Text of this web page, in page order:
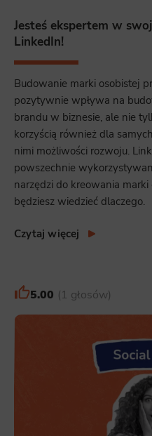
Jesteś ekspertem w
LinkedIn!
Budowanie marki osobistej
pozytywnie wpływa na
brandu w biznesie, ale nie
korzyścią również dla
nimi możliwości rozwoju.
powszechnie
narzędzi do kreowania
będziesz wiedzieć dlaczego.
Czytaj więcej
5.00 1 głosów